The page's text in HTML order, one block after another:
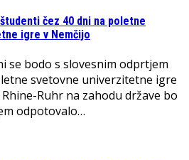
čez 40 dni na poletne
igre v Nemčijo
se bodo s slovesnim odprtjem
svetovne univerzitetne igre
Ruhr na zahodu države bo
odpotovalo…